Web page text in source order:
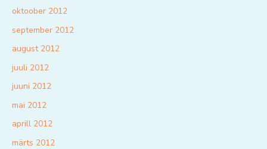
oktoober 2012
september 2012
august 2012
juuli 2012
juuni 2012
mai 2012
aprill 2012
märts 2012